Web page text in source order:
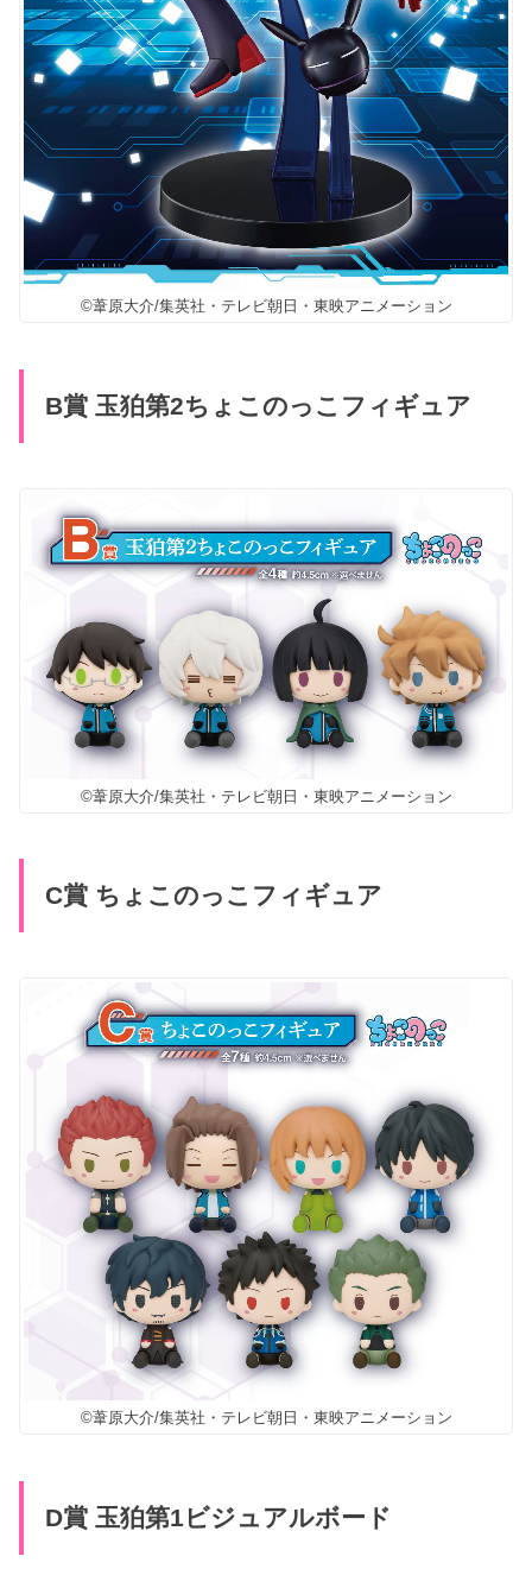
©葦原大介/集英社・テレビ朝日・東映アニメーション
B賞 玉狛第2ちょこのっこフィギュア
©葦原大介/集英社・テレビ朝日・東映アニメーション
C賞 ちょこのっこフィギュア
©葦原大介/集英社・テレビ朝日・東映アニメーション
D賞 玉狛第1ビジュアルボード